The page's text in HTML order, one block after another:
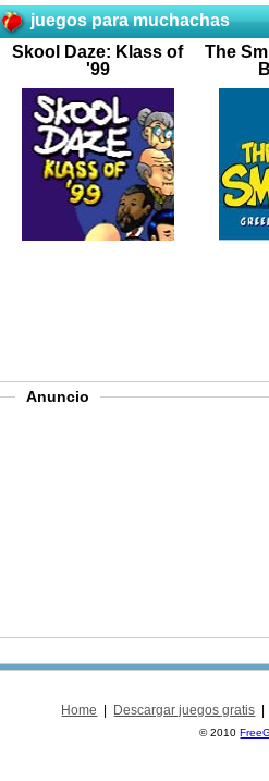
juegos para muchachas
Skool Daze: Klass of
'99
The
Anuncio
Home Descargar juegos gratis
© 2010